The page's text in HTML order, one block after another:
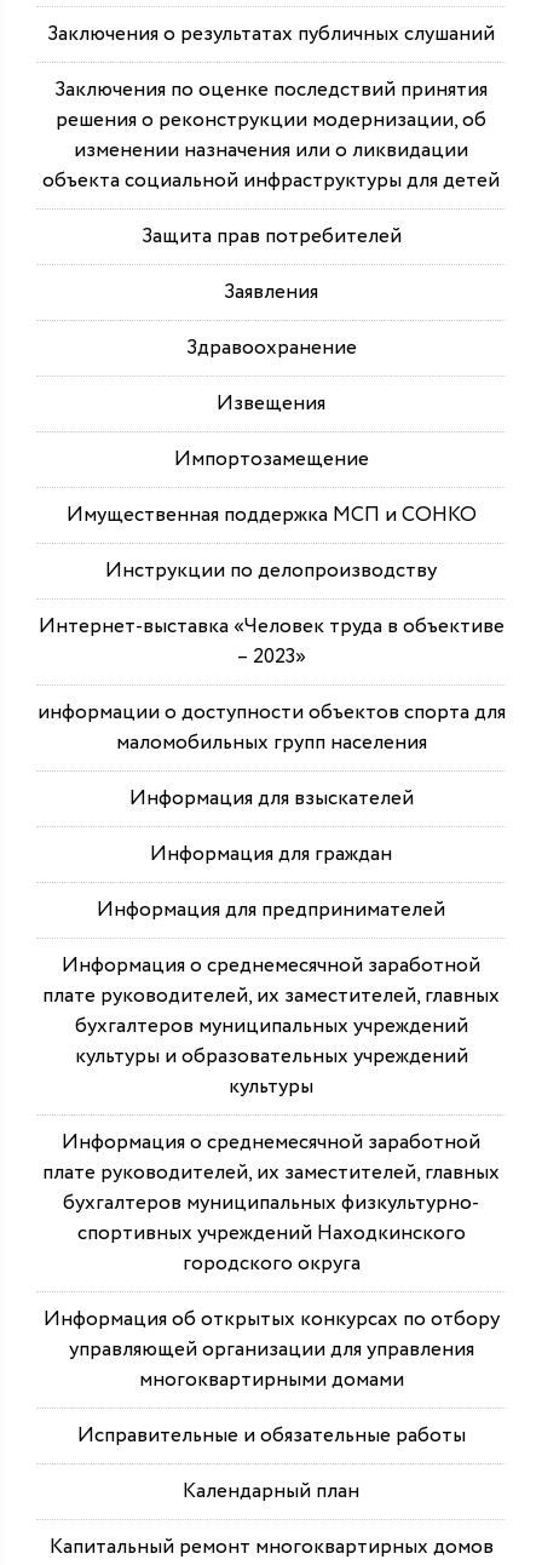
Заключения о результатах публичных слушаний
Заключения по оценке последствий принятия
решения о реконструкции модернизации, об
изменении назначения или о ликвидации
объекта социальной инфраструктуры для детей
Защита прав потребителей
Заявления
Здравоохранение
Извещения
Импортозамещение
Имущественная поддержка МСП и СОНКО
Инструкции по делопроизводству
Интернет-выставка «Человек труда в объективе
– 2023»
информации о доступности объектов спорта для
маломобильных групп населения
Информация для взыскателей
Информация для граждан
Информация для предпринимателей
Информация о среднемесячной заработной
плате руководителей, их заместителей, главных
бухгалтеров муниципальных учреждений
культуры и образовательных учреждений
культуры
Информация о среднемесячной заработной
плате руководителей, их заместителей, главных
бухгалтеров муниципальных физкультурно-
спортивных учреждений Находкинского
городского округа
Информация об открытых конкурсах по отбору
управляющей организации для управления
многоквартирными домами
Исправительные и обязательные работы
Календарный план
Капитальный ремонт многоквартирных домов